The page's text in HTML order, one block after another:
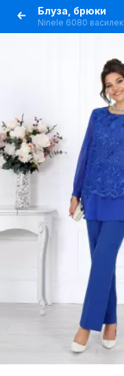
Блуза, брюки
Ninele 6080 василек